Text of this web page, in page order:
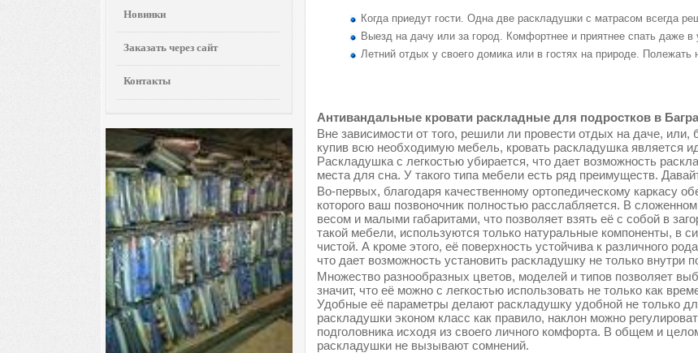
Новинки
Заказать через сайт
Контакты
Когда приедут гости. Одна две раскладушки с матрасом всегда
Выезд на дачу или за город. Комфортнее и приятнее спать даже в
Летний отдых у своего домика или в гостях на природе.
Антивандальные кровати раскладные для подростков в
Вне зависимости от того, решили ли провести отдых на даче,
купив всю необходимую мебель, кровать раскладушка является
Раскладушка с легкостью убирается, что дает возможность
места для сна. У такого типа мебели есть ряд преимуществ.
Во-первых, благодаря качественному ортопедическому каркасу
которого ваш позвоночник полностью расслабляется. В
весом и малыми габаритами, что позволяет взять её с собой в
такой мебели, используются только натуральные компоненты, в
чистой. А кроме этого, её поверхность устойчива к различного
что дает возможность установить раскладушку не только внутри
Множество разнообразных цветов, моделей и типов позволяет
значит, что её можно с легкостью использовать не только как
Удобные её параметры делают раскладушку удобной не только
раскладушки эконом класс как правило, наклон можно
подголовника исходя из своего личного комфорта. В общем и
раскладушки не вызывают сомнений.